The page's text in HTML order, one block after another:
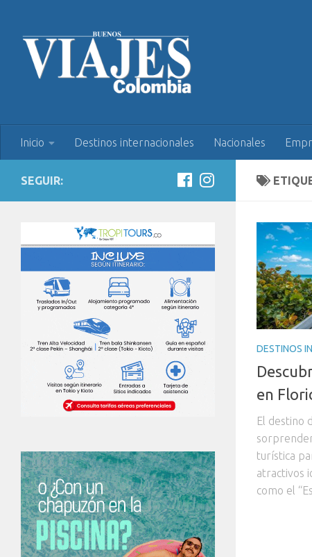
Inicio Destinos internacionales Nacionales
DESTINOS
en
El destino
turística
atractivos
como el
SEGUIR: